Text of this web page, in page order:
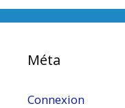
Méta
Connexion